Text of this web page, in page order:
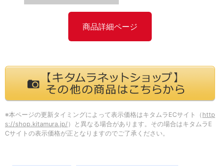
商品詳細ページ
※本ページの更新タイミングによって表示価格はキタムラECサイト（ http
s://shop.kitamura.jp/ ）と異なる場合があります。その場合はキタムラE
Cサイトの表示価格が正となりますのでご了承ください。